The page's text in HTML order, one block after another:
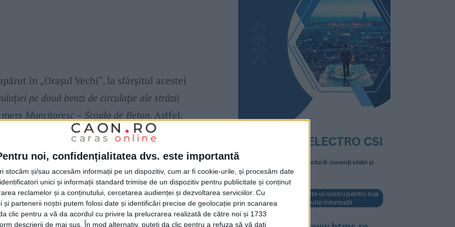
noi, confidențialitatea dvs. este importantă
stocăm și/sau accesăm informații pe un dispozitiv, cum ar fi cookie-urile, și procesăm date
unici și informații standard trimise de un dispozitiv pentru publicitate și conținut
reclamelor și a conținutului, cercetarea audienței și dezvoltarea serviciilor. Cu
și partenerii noștri putem folosi date și identificări precise de geolocație prin scanarea
clic pentru a vă da acordul cu privire la prelucrarea realizată de către noi și 1733
descrierii de mai sus. În mod alternativ, puteți da clic pentru a refuza să vă dați
în „Oraşul Vechi“, la sfârşitul acestei
pe două benzi de circulaţie ale străzii
Muncitoresc – Şcoala de Beton. Astfel,
sensuri pe celelaltedouă benzi,rămase
de îndepărtare a dalelor de beton şi a
din proiectul de reamenajarea a întregii
Reșița.
staţii – terminal intermodal în zona